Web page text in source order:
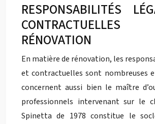
RESPONSABILITÉS
RÉNOVATION
En matière de rénovation, les
et contractuelles sont nombreuses
concernent aussi bien le maître
professionnels intervenant sur le
Spinetta de 1978 constitue le